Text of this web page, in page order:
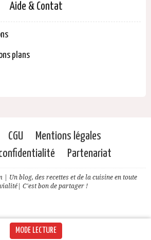
MODE LECTURE
Aide & Contat
plans
CGU
Mentions légales
Partenariat
Un blog, des recettes et de la cuisine en toute
C'est bon de partager !